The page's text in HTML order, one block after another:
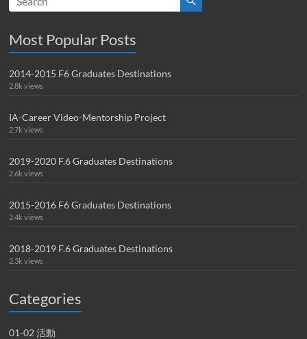
Most Popular Posts
2014-2015 F6 Graduates Destinations
2.8k views
IA-Career Video-Mentorship Project
2.7k views
2019-2020 F.6 Graduates Destinations
2.6k views
2015-2016 F6 Graduates Destinations
2.4k views
2018-2019 F.6 Graduates Destinations
2.3k views
Categories
01-02 活動